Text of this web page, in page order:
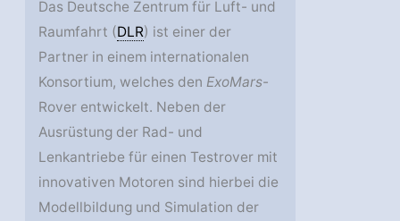
Das Deutsche Zentrum für Luft- und
Raumfahrt (DLR) ist einer der
Partner in einem internationalen
Konsortium, welches denExoMars-
Rover entwickelt. Neben der
Ausrüstung der Rad- und
Lenkantriebe für einen Testrover mit
innovativen Motoren sind hierbei die
Modellbildung und Simulation der